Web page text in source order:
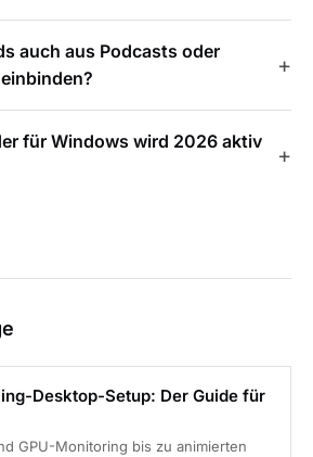
auch aus Podcasts oder
für Windows wird 2026 aktiv
Desktop-Setup: Der Guide für
GPU-Monitoring bis zu animierten